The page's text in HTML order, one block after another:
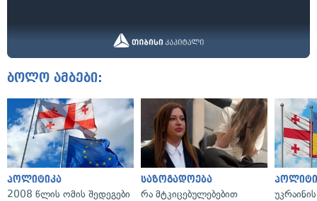
ბოლო ამბები:
პოლიტიკა
2008 წლის ომის შედეგები
საზოგადოება
რა მტკიცებულებებით